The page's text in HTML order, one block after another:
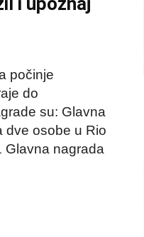
počinje
do
su: Glavna
dve osobe u Rio
Glavna nagrada